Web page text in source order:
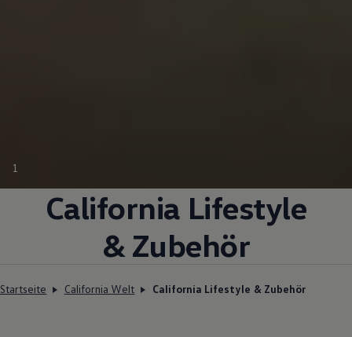
1
California Lifestyle
& Zubehör
Startseite California Welt California Lifestyle & Zubehör